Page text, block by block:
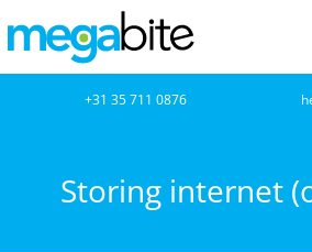
naar
inhoud
Netwerkbeheer
+31 35 711 0876
Storing internet